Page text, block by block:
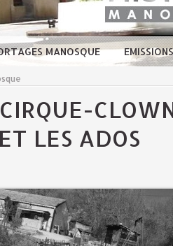
MANOSQUE
LES ADOS